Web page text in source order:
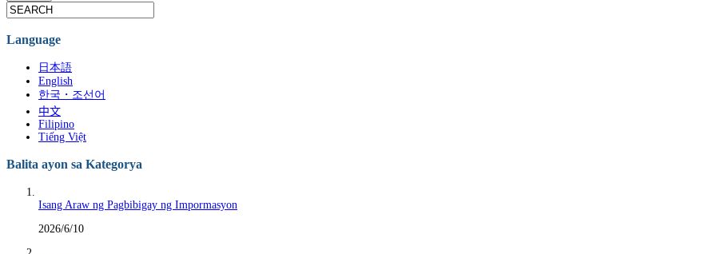
Language
日本語
English
한국・조선어
中文
Filipino
Tiếng Việt
Balita ayon sa Kategorya
Isang Araw ng Pagbibigay ng Impormasyon
2026/6/10